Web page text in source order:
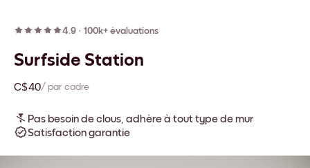
4.9 · 100k+ évaluations
Surfside Station
C$40/ par cadre
Pas besoin de clous, adhère à tout type de mur
Satisfaction garantie